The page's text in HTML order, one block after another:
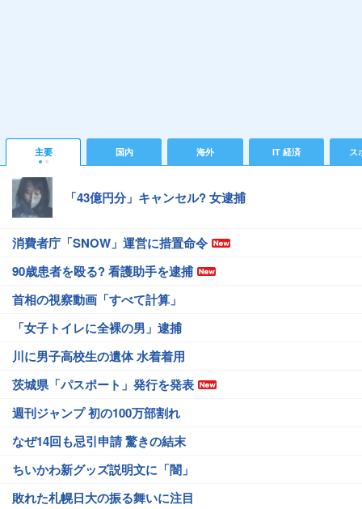
主要 国内 海外 IT 経済 ス
「43億円分」キャンセル? 女逮捕
消費者庁「SNOW」運営に措置命令
90歳患者を殴る? 看護助手を逮捕
首相の視察動画「すべて計算」
「女子トイレに全裸の男」逮捕
川に男子高校生の遺体 水着着用
茨城県「パスポート」発行を発表
週刊ジャンプ 初の100万部割れ
なぜ14回も忌引申請 驚きの結末
ちいかわ新グッズ説明文に「闇」
敗れた札幌日大の振る舞いに注目